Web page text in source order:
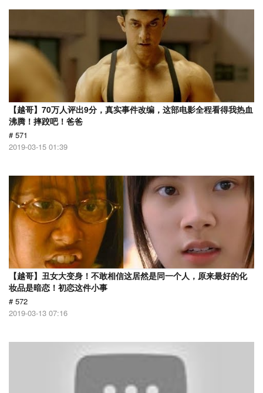
【越哥】70万人评出9分，真实事件改编，这部电影全程看得我热血
沸腾！摔跤吧！爸爸
# 571
2019-03-15 01:39
【越哥】丑女大变身！不敢相信这居然是同一个人，原来最好的化
妆品是暗恋！初恋这件小事
# 572
2019-03-13 07:16